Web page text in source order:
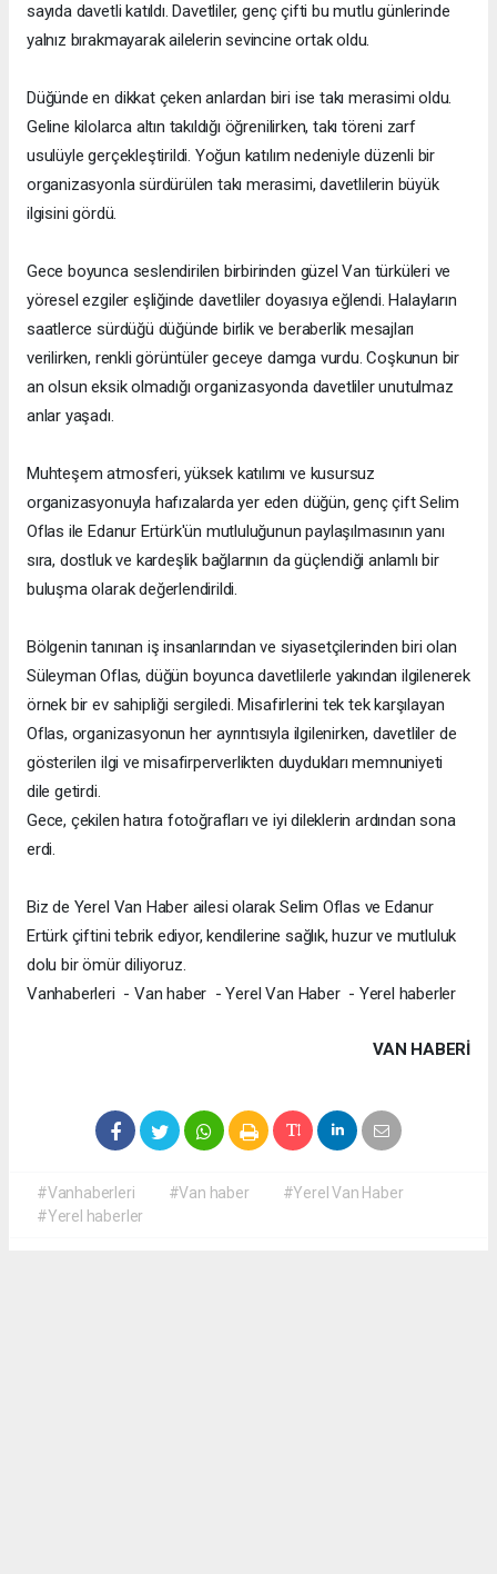
sayıda davetli katıldı. Davetliler, genç çifti bu mutlu günlerinde
yalnız bırakmayarak ailelerin sevincine ortak oldu.
Düğünde en dikkat çeken anlardan biri ise takı merasimi oldu.
Geline kilolarca altın takıldığı öğrenilirken, takı töreni zarf
usulüyle gerçekleştirildi. Yoğun katılım nedeniyle düzenli bir
organizasyonla sürdürülen takı merasimi, davetlilerin büyük
ilgisini gördü.
Gece boyunca seslendirilen birbirinden güzel Van türküleri ve
yöresel ezgiler eşliğinde davetliler doyasıya eğlendi. Halayların
saatlerce sürdüğü düğünde birlik ve beraberlik mesajları
verilirken, renkli görüntüler geceye damga vurdu. Coşkunun bir
an olsun eksik olmadığı organizasyonda davetliler unutulmaz
anlar yaşadı.
Muhteşem atmosferi, yüksek katılımı ve kusursuz
organizasyonuyla hafızalarda yer eden düğün, genç çift Selim
Oflas ile Edanur Ertürk'ün mutluluğunun paylaşılmasının yanı
sıra, dostluk ve kardeşlik bağlarının da güçlendiği anlamlı bir
buluşma olarak değerlendirildi.
Bölgenin tanınan iş insanlarından ve siyasetçilerinden biri olan
Süleyman Oflas, düğün boyunca davetlilerle yakından ilgilenerek
örnek bir ev sahipliği sergiledi. Misafirlerini tek tek karşılayan
Oflas, organizasyonun her ayrıntısıyla ilgilenirken, davetliler de
gösterilen ilgi ve misafirperverlikten duydukları memnuniyeti
dile getirdi.
Gece, çekilen hatıra fotoğrafları ve iyi dileklerin ardından sona
erdi.
Biz de Yerel Van Haber ailesi olarak Selim Oflas ve Edanur
Ertürk çiftini tebrik ediyor, kendilerine sağlık, huzur ve mutluluk
dolu bir ömür diliyoruz.
Vanhaberleri - Van haber - Yerel Van Haber - Yerel haberler
VAN HABERİ
#Vanhaberleri #Van haber
#Yerel Van Haber
#Yerel haberler